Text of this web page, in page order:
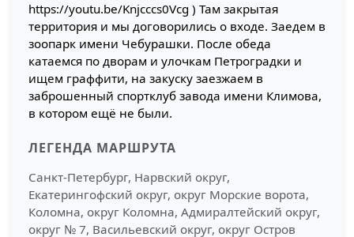
https://youtu.be/Knjcccs0Vcg ) Там закрытая
территория и мы договорились о входе. Заедем в
зоопарк имени Чебурашки. После обеда
катаемся по дворам и улочкам Петроградки и
ищем граффити, на закуску заезжаем в
заброшенный спортклуб завода имени Климова,
в котором ещё не были.
ЛЕГЕНДА МАРШРУТА
Санкт-Петербург, Нарвский округ,
Екатерингофский округ, округ Морские ворота,
Коломна, округ Коломна, Адмиралтейский округ,
округ № 7, Васильевский округ, округ Остров